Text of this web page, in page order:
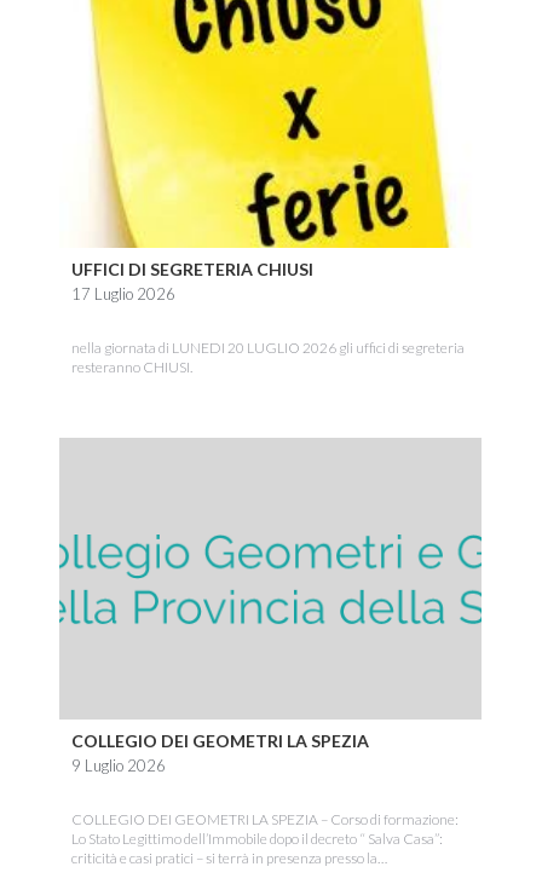
UFFICI DI SEGRETERIA CHIUSI
17 Luglio 2026
nella giornata di LUNEDI 20 LUGLIO 2026 gli uffici di segreteria
resteranno CHIUSI.
COLLEGIO DEI GEOMETRI LA SPEZIA
9 Luglio 2026
COLLEGIO DEI GEOMETRI LA SPEZIA – Corso di formazione:
Lo Stato Legittimo dell’Immobile dopo il decreto “ Salva Casa”:
criticità e casi pratici – si terrà in presenza presso la…